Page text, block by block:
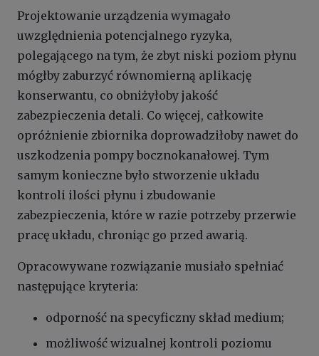
Projektowanie urządzenia wymagało
uwzględnienia potencjalnego ryzyka,
polegającego na tym, że zbyt niski poziom płynu
mógłby zaburzyć równomierną aplikację
konserwantu, co obniżyłoby jakość
zabezpieczenia detali. Co więcej, całkowite
opróżnienie zbiornika doprowadziłoby nawet do
uszkodzenia pompy bocznokanałowej. Tym
samym konieczne było stworzenie układu
kontroli ilości płynu i zbudowanie
zabezpieczenia, które w razie potrzeby przerwie
pracę układu, chroniąc go przed awarią.
Opracowywane rozwiązanie musiało spełniać
następujące kryteria:
odporność na specyficzny skład medium;
możliwość wizualnej kontroli poziomu